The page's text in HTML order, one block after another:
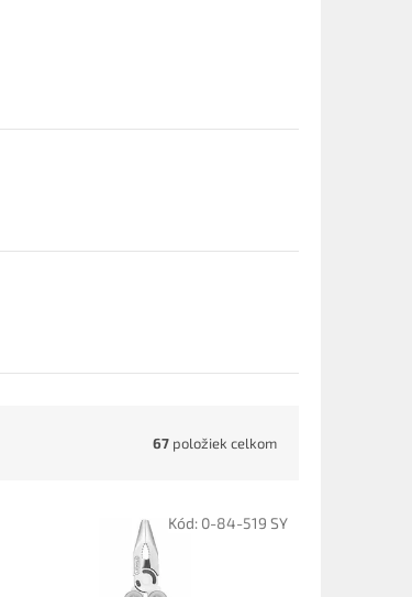
67 položiek celkom
Kód: 0-84-519 SY